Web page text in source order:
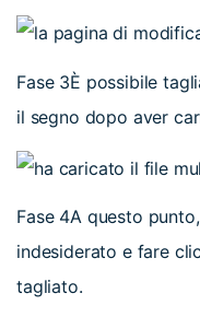
Fase 3È possibile
il segno dopo aver
Fase 4A questo
indesiderato e fare
tagliato.